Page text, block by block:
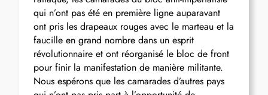
qui n’ont pas été en première ligne auparavant
ont pris les drapeaux rouges avec le marteau et la
faucille en grand nombre dans un esprit
révolutionnaire et ont réorganisé le bloc de front
pour finir la manifestation de manière militante.
Nous espérons que les camarades d’autres pays